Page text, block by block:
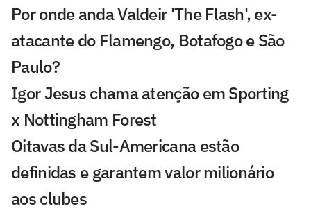
Por onde anda Valdeir 'The Flash', ex-
atacante do Flamengo, Botafogo e São
Paulo?
Igor Jesus chama atenção em Sporting
x Nottingham Forest
Oitavas da Sul-Americana estão
definidas e garantem valor milionário
aos clubes